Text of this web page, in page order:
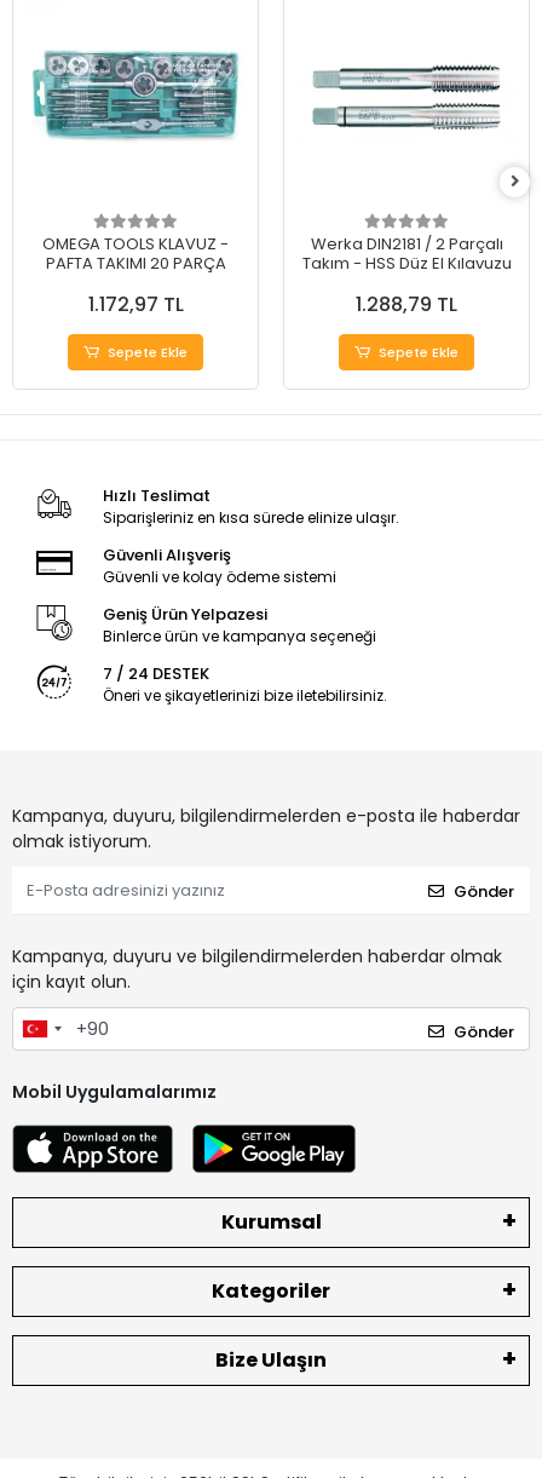
OMEGA TOOLS KLAVUZ -
PAFTA TAKIMI 20 PARÇA
1.172,97 TL
Sepete Ekle
Werka DIN2181 / 2 Parçalı
Takım - HSS Düz El Kılavuzu
1.288,79 TL
Sepete Ekle
Hızlı Teslimat
Siparişleriniz en kısa sürede elinize ulaşır.
Güvenli Alışveriş
Güvenli ve kolay ödeme sistemi
Geniş Ürün Yelpazesi
Binlerce ürün ve kampanya seçeneği
7 / 24 DESTEK
Öneri ve şikayetlerinizi bize iletebilirsiniz.
Kampanya, duyuru, bilgilendirmelerden e-posta ile haberdar
olmak istiyorum.
Gönder
Kampanya, duyuru ve bilgilendirmelerden haberdar olmak
için kayıt olun.
Gönder
Mobil Uygulamalarımız
Kurumsal
Kategoriler
Bize Ulaşın